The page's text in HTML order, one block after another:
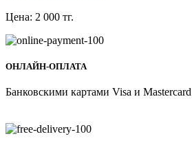
Цена: 2 000 тг.
ОНЛАЙН-ОПЛАТА
Банковскими картами Visa и Mastercard